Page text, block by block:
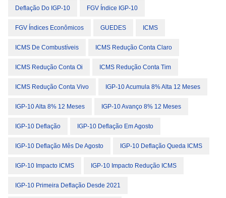
Deflação Do IGP-10 FGV Índice IGP-10
FGV Índices Econômicos GUEDES ICMS
ICMS De Combustíveis ICMS Redução Conta Claro
ICMS Redução Conta Oi ICMS Redução Conta Tim
ICMS Redução Conta Vivo IGP-10 Acumula 8% Alta 12 Meses
IGP-10 Alta 8% 12 Meses IGP-10 Avanço 8% 12 Meses
IGP-10 Deflação IGP-10 Deflação Em Agosto
IGP-10 Deflação Mês De Agosto IGP-10 Deflação Queda ICMS
IGP-10 Impacto ICMS IGP-10 Impacto Redução ICMS
IGP-10 Primeira Deflação Desde 2021